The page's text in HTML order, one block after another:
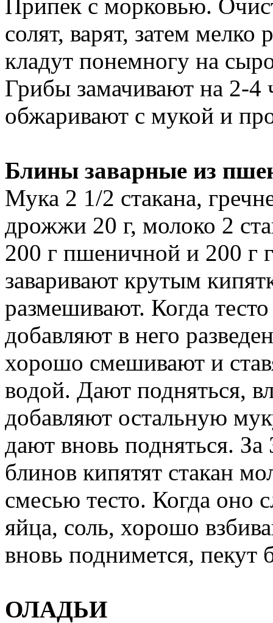
Припек с морковью.
солят, варят, затем
кладут понемногу на
Грибы замачивают на 2-4
обжаривают с мукой и
Блины заварные из
Мука 2 1/2 стакана,
дрожжи 20 г, молоко 2
200 г пшеничной и 200 г
заваривают крутым
размешивают. Когда
добавляют в него
хорошо смешивают и
водой. Дают подняться,
добавляют остальную
дают вновь подняться.
блинов кипятят стакан
смесью тесто. Когда оно
яйца, соль, хорошо
вновь поднимется, пекут
ОЛАДЬИ